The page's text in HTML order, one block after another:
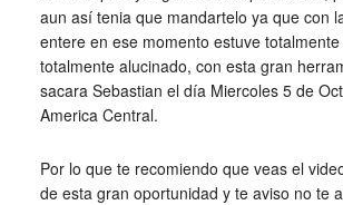
aun así tenia que mandartelo ya que con
entere en ese momento estuve
totalmente alucinado, con esta gran
sacara Sebastian el día Miercoles 5 de
America Central.
Por lo que te recomiendo que veas el
de esta gran oportunidad y te aviso no te